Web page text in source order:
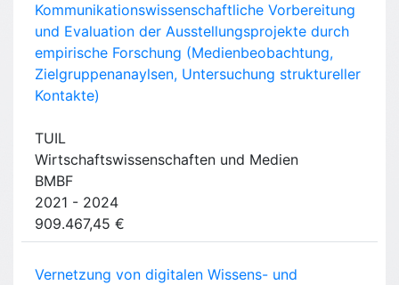
Kommunikationswissenschaftliche Vorbereitung
und Evaluation der Ausstellungsprojekte durch
empirische Forschung (Medienbeobachtung,
Zielgruppenanaylsen, Untersuchung struktureller
Kontakte)
TUIL
Wirtschaftswissenschaften und Medien
BMBF
2021 - 2024
909.467,45 €
Vernetzung von digitalen Wissens- und